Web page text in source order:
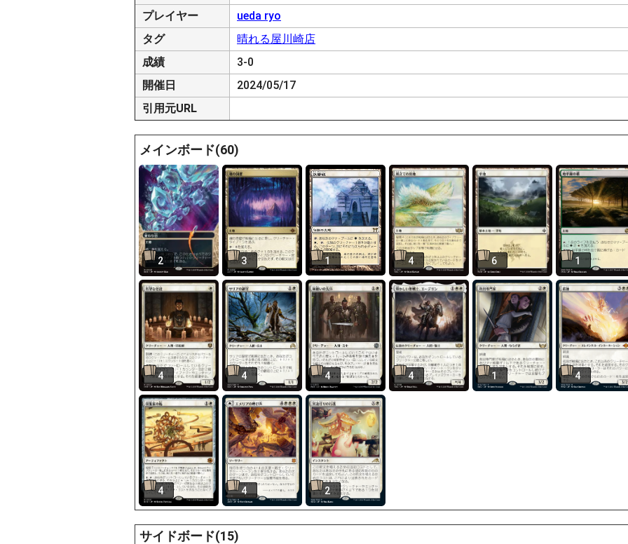
プレイヤー
ueda ryo
タグ
晴れる屋川崎店
成績
3-0
開催日
2024/05/17
引用元URL
メインボード(60)
2 3 1 4 6 1
4 4 4 4 1 4
4 4 2
サイドボード(15)